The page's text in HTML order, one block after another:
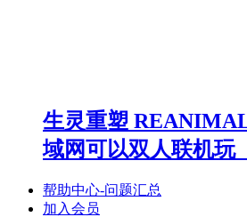
生灵重塑
域网可以双人联机玩
帮助中心-问题汇总
加入会员